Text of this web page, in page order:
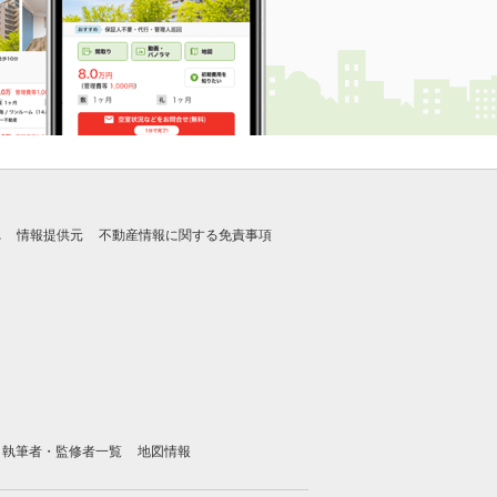
情報提供元 不動産情報に関する免責事項
執筆者・監修者一覧 地図情報